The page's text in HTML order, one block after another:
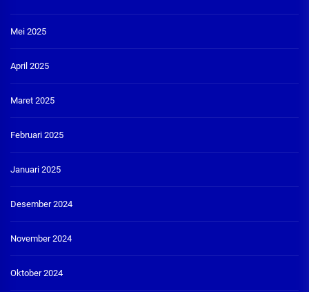
Mei 2025
April 2025
Maret 2025
Februari 2025
Januari 2025
Desember 2024
November 2024
Oktober 2024